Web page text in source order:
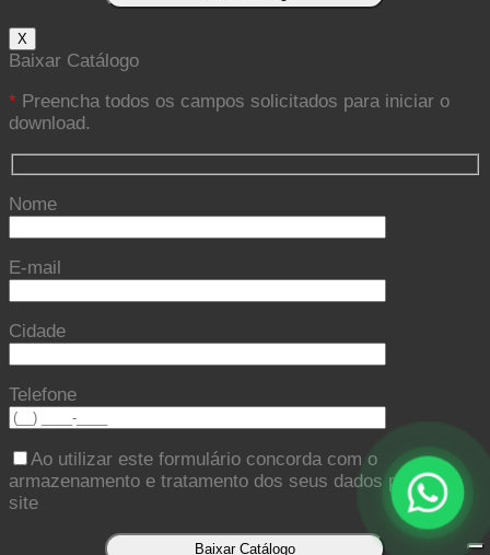
X
Baixar Catálogo
* Preencha todos os campos solicitados para iniciar o
download.
Nome
E-mail
Cidade
Telefone
Ao utilizar este formulário concorda com o
armazenamento e tratamento dos seus dados por este
site